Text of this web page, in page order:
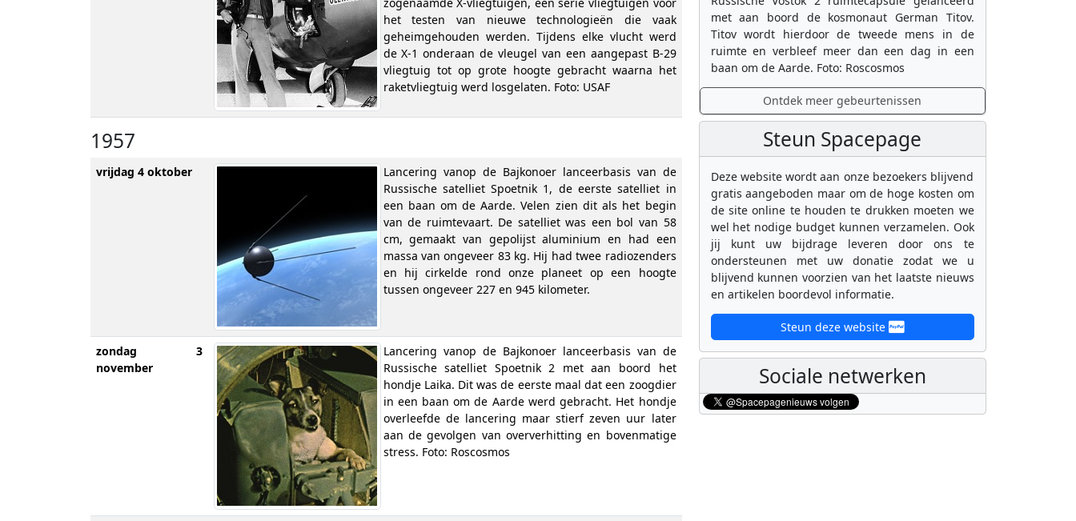
het testen van nieuwe technologieën die vaak
geheimgehouden werden. Tijdens elke vlucht werd
de X-1 onderaan de vleugel van een aangepast B-29
vliegtuig tot op grote hoogte gebracht waarna het
raketvliegtuig werd losgelaten. Foto: USAF
1957
vrijdag 4 oktober
Lancering vanop de Bajkonoer lanceerbasis van de
Russische satelliet Spoetnik 1, de eerste satelliet in
een baan om de Aarde. Velen zien dit als het begin
van de ruimtevaart. De satelliet was een bol van 58
cm, gemaakt van gepolijst aluminium en had een
massa van ongeveer 83 kg. Hij had twee radiozenders
en hij cirkelde rond onze planeet op een hoogte
tussen ongeveer 227 en 945 kilometer.
zondag 3
november
Lancering vanop de Bajkonoer lanceerbasis van de
Russische satelliet Spoetnik 2 met aan boord het
hondje Laika. Dit was de eerste maal dat een zoogdier
in een baan om de Aarde werd gebracht. Het hondje
overleefde de lancering maar stierf zeven uur later
aan de gevolgen van oververhitting en bovenmatige
stress. Foto: Roscosmos
met aan boord de kosmonaut German Titov.
Titov wordt hierdoor de tweede mens in de
ruimte en verbleef meer dan een dag in een
baan om de Aarde. Foto: Roscosmos
Ontdek meer gebeurtenissen
Steun Spacepage
Deze website wordt aan onze bezoekers blijvend
gratis aangeboden maar om de hoge kosten om
de site online te houden te drukken moeten we
wel het nodige budget kunnen verzamelen. Ook
jij kunt uw bijdrage leveren door ons te
ondersteunen met uw donatie zodat we u
blijvend kunnen voorzien van het laatste nieuws
en artikelen boordevol informatie.
Steun deze website
Sociale netwerken